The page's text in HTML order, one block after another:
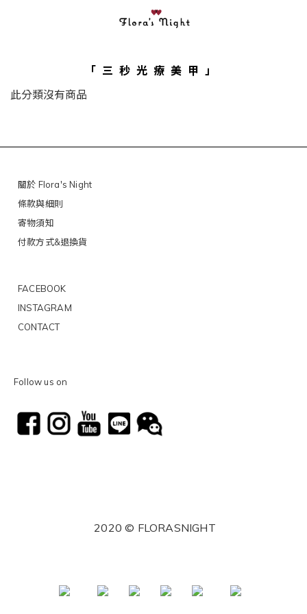
「三秒光療美甲」
此分類沒有商品
關於 Flora's Night
條款與細則
寄物須知
付款方式&退換貨
FACEBOOK
INSTAGRAM
CONTACT
Follow us on
2020 © FLORASNIGHT